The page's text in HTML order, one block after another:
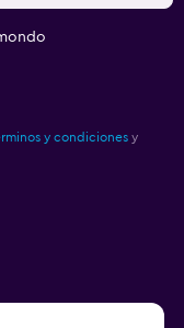
y condiciones y